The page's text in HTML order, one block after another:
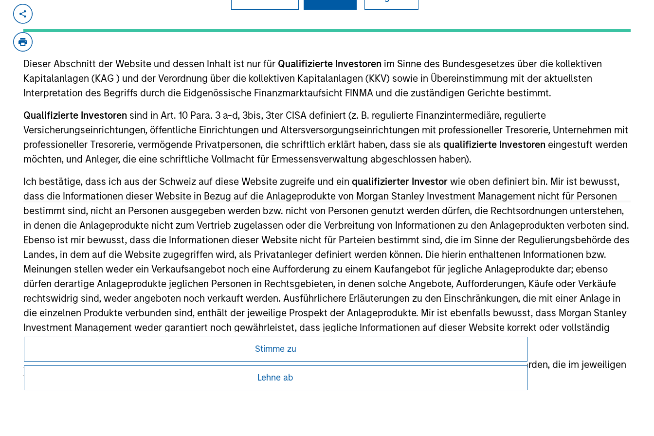
Dieser Abschnitt der Website und dessen Inhalt ist nur für Qualifizierte Investoren im Sinne des Bundesgesetzes über die kollektiven
Kapitalanlagen (KAG ) und der Verordnung über die kollektiven Kapitalanlagen (KKV) sowie in Übereinstimmung mit der aktuellsten
Interpretation des Begriffs durch die Eidgenössische Finanzmarktaufsicht FINMA und die zuständigen Gerichte bestimmt.
Qualifizierte Investoren sind in Art. 10 Para. 3 a-d, 3bis, 3ter CISA definiert (z. B. regulierte Finanzintermediäre, regulierte
Versicherungseinrichtungen, öffentliche Einrichtungen und Altersversorgungseinrichtungen mit professioneller Tresorerie, Unternehmen mit
professioneller Tresorerie, vermögende Privatpersonen, die schriftlich erklärt haben, dass sie als qualifizierte Investoren eingestuft werden
möchten, und Anleger, die eine schriftliche Vollmacht für Ermessensverwaltung abgeschlossen haben).
Ich bestätige, dass ich aus der Schweiz auf diese Website zugreife und ein qualifizierter Investor wie oben definiert bin. Mir ist bewusst,
dass die Informationen dieser Website in Bezug auf die Anlageprodukte von Morgan Stanley Investment Management nicht für Personen
bestimmt sind, nicht an Personen ausgegeben werden bzw. nicht von Personen genutzt werden dürfen, die Rechtsordnungen unterstehen,
in denen die Anlageprodukte nicht zum Vertrieb zugelassen oder die Verbreitung von Informationen zu den Anlageprodukten verboten sind.
Ebenso ist mir bewusst, dass die Informationen dieser Website nicht für Parteien bestimmt sind, die im Sinne der Regulierungsbehörde des
Landes, in dem auf die Website zugegriffen wird, als Privatanleger definiert werden können. Die hierin enthaltenen Informationen bzw.
Meinungen stellen weder ein Verkaufsangebot noch eine Aufforderung zu einem Kaufangebot für jegliche Anlageprodukte dar; ebenso
dürfen derartige Anlageprodukte jeglichen Personen in Rechtsgebieten, in denen solche Angebote, Aufforderungen, Käufe oder Verkäufe
rechtswidrig sind, weder angeboten noch verkauft werden. Ausführlichere Erläuterungen zu den Einschränkungen, die mit einer Anlage in
die einzelnen Produkte verbunden sind, enthält der jeweilige Prospekt der Anlageprodukte. Mir ist ebenfalls bewusst, dass Morgan Stanley
Investment Management weder garantiert noch gewährleistet, dass jegliche Informationen auf dieser Website korrekt oder vollständig
Anträge für Anteile in den auf der Website erwähnten Fonds sollten nur auf Grundlage der Informationen gestellt werden, die im jeweiligen
Verkaufsprospekt, Jahres- und Halbjahresbericht enthalten sind („Angebotsunterlagen”).
Stimme zu
Lehne ab
Feb 2012
First
Jan 2014
Global Custom Commerce, Inc. is the largest North American online retailer of
customized window coverings such as blinds, shades, draperies and wallpaper.
As of July 25, 2025. The above is provided for informational and educational purposes only. There is no guarantee that the investment mentioned
resulted in positive performance (for realized holdings), or will perform well in the future (for current holdings). The trademarks and service marks
above are the property of their respective owners. The information on this website has not been authorized, sponsored, or otherwise approved by
such owners. By clicking on any links shown here, you agree that you are navigating to a third party site. We are providing these hyperlinks to you
only as a convenience and the inclusion of any hyperlink is not and does not imply any endorsement, approval, investigation, verification or
monitoring by us of any information contained in any hyperlinked site. In no event shall we be responsible for the information contained on the site
Morgan Stanley
Morgan Stanley Careers
Dieses Dokument ist ein Marketingdokument.
regulatorische Auflagen enthalten sind, die für die Verbreitung von Informationen zu den Anlageprodukten
Datenschutz
Your Privacy Choices